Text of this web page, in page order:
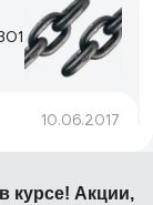
10.06.2017
с
курсе! Акции,